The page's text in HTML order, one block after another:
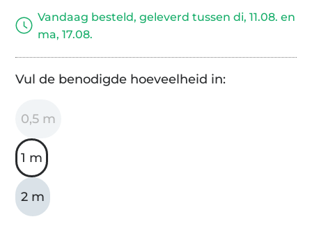
Vandaag besteld, geleverd tussen di, 11.08. en
ma, 17.08.
Vul de benodigde hoeveelheid in:
0,5 m
1 m
2 m